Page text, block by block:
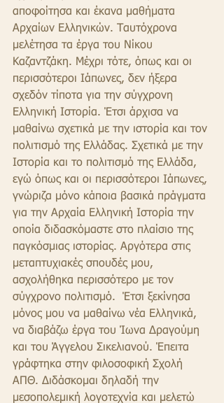
αποφοίτησα και έκανα μαθήματα
Αρχαίων Ελληνικών. Ταυτόχρονα
μελέτησα τα έργα του Νίκου
Καζαντζάκη. Μέχρι τότε, όπως και οι
περισσότεροι Ιάπωνες, δεν ήξερα
σχεδόν τίποτα για την σύγχρονη
Ελληνική Ιστορία. Έτσι άρχισα να
μαθαίνω σχετικά με την ιστορία και τον
πολιτισμό της Ελλάδας. Σχετικά με την
Ιστορία και το πολιτισμό της Ελλάδα,
εγώ όπως και οι περισσότεροι Ιάπωνες,
γνώριζα μόνο κάποια βασικά πράγματα
για την Αρχαία Ελληνική Ιστορία την
οποία διδασκόμαστε στο πλαίσιο της
παγκόσμιας ιστορίας. Αργότερα στις
μεταπτυχιακές σπουδές μου,
ασχολήθηκα περισσότερο με τον
σύγχρονο πολιτισμό.  Έτσι ξεκίνησα
μόνος μου να μαθαίνω νέα Ελληνικά,
να διαβάζω έργα του Ίωνα Δραγούμη
και του Άγγελου Σικελιανού. Έπειτα
γράφτηκα στην φιλοσοφική Σχολή
ΑΠΘ. Διδάσκομαι δηλαδή την
μεσοπολεμική λογοτεχνία και μελετώ